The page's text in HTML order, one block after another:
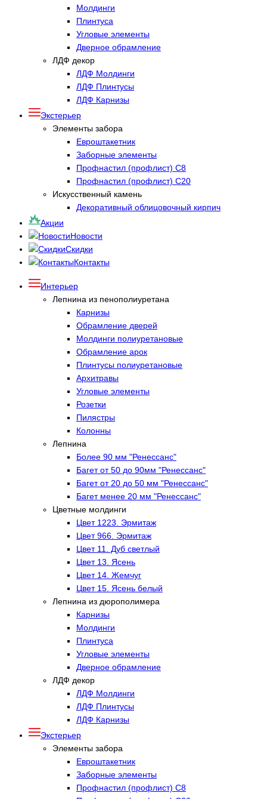
Молдинги
Плинтуса
Угловые элементы
Дверное обрамление
ЛДФ декор
ЛДФ Молдинги
ЛДФ Плинтусы
ЛДФ Карнизы
Экстерьер
Элементы забора
Евроштакетник
Заборные элементы
Профнастил (профлист) С8
Профнастил (профлист) С20
Искусственный камень
Декоративный облицовочный кирпич
Акции
Новости
Скидки
Контакты
Интерьер
Лепнина из пенополиуретана
Карнизы
Обрамление дверей
Молдинги полиуретановые
Обрамление арок
Плинтусы полиуретановые
Архитравы
Угловые элементы
Розетки
Пилястры
Колонны
Лепнина
Более 90 мм "Ренессанс"
Багет от 50 до 90мм "Ренессанс"
Багет от 20 до 50 мм "Ренессанс"
Багет менее 20 мм "Ренессанс"
Цветные молдинги
Цвет 1223. Эрмитаж
Цвет 966. Эрмитаж
Цвет 11. Дуб светлый
Цвет 13. Ясень
Цвет 14. Жемчуг
Цвет 15. Ясень белый
Лепнина из дюрополимера
Карнизы
Молдинги
Плинтуса
Угловые элементы
Дверное обрамление
ЛДФ декор
ЛДФ Молдинги
ЛДФ Плинтусы
ЛДФ Карнизы
Экстерьер
Элементы забора
Евроштакетник
Заборные элементы
Профнастил (профлист) С8